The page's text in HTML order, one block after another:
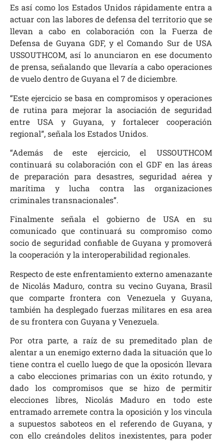
Es así como los Estados Unidos rápidamente entra a
actuar con las labores de defensa del territorio que se
llevan a cabo en colaboración con la Fuerza de
Defensa de Guyana GDF, y el Comando Sur de USA
USSOUTHCOM, así lo anunciaron en ese documento
de prensa, señalando que llevaría a cabo operaciones
de vuelo dentro de Guyana el 7 de diciembre.
“Este ejercicio se basa en compromisos y operaciones
de rutina para mejorar la asociación de seguridad
entre USA y Guyana, y fortalecer cooperación
regional”, señala los Estados Unidos.
“Además de este ejercicio, el USSOUTHCOM
continuará su colaboración con el GDF en las áreas
de preparación para desastres, seguridad aérea y
marítima y lucha contra las organizaciones
criminales transnacionales”.
Finalmente señala el gobierno de USA en su
comunicado que continuará su compromiso como
socio de seguridad confiable de Guyana y promoverá
la cooperación y la interoperabilidad regionales.
Respecto de este enfrentamiento externo amenazante
de Nicolás Maduro, contra su vecino Guyana, Brasil
que comparte frontera con Venezuela y Guyana,
también ha desplegado fuerzas militares en esa area
de su frontera con Guyana y Venezuela.
Por otra parte, a raíz de su premeditado plan de
alentar a un enemigo externo dada la situación que lo
tiene contra el cuello luego de que la oposicón llevara
a cabo elecciones primarias con un éxito rotundo, y
dado los compromisos que se hizo de permitir
elecciones libres, Nicolás Maduro en todo este
entramado arremete contra la oposición y los vincula
a supuestos saboteos en el referendo de Guyana, y
con ello creándoles delitos inexistentes, para poder